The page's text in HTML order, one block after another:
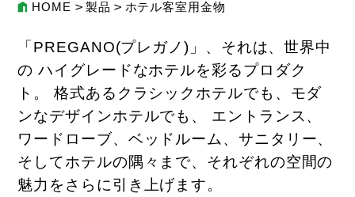
HOME 製品 ホテル客室用金物
「PREGANO(プレガノ)」、それは、世界中
の ハイグレードなホテルを彩るプロダク
ト。
格式あるクラシックホテルでも、モダ
ンなデザインホテルでも、 エントランス、
ワードローブ、ベッドルーム、サニタリー、
そしてホテルの隅々まで、それぞれの空間の
魅力をさらに引き上げます。